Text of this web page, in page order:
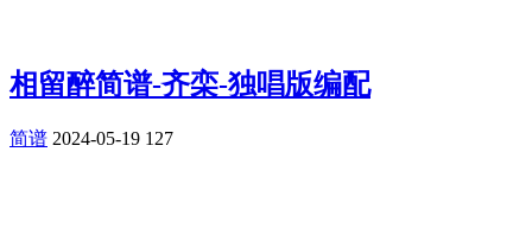
相留醉简谱-齐栾-独唱版编配
简谱 2024-05-19 127